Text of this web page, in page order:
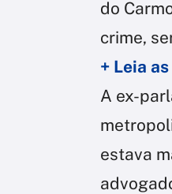
do
crime,
+ Leia
A ex-
estava